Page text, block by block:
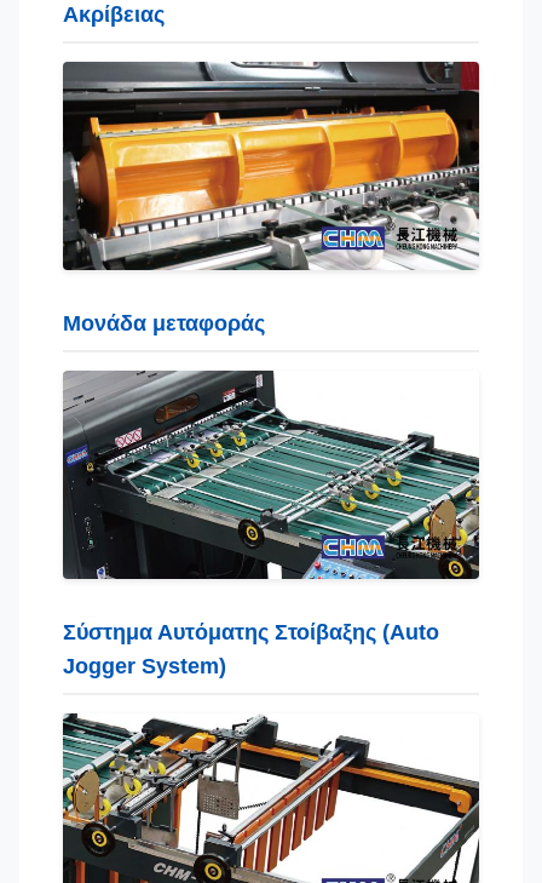
Ακρίβειας
Μονάδα μεταφοράς
Σύστημα Αυτόματης Στοίβαξης (Auto
Jogger System)